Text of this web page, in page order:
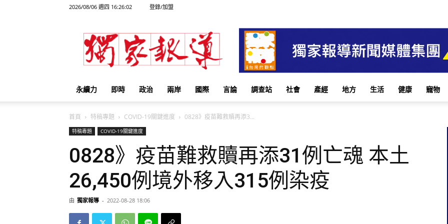
2026/08/06 週四 16:26:02 登錄/加盟
獨
家
報
永續力 即時 政治 兩岸 國際 言論 調查站 社會 產經 地方 生活 健康 寵物
首頁 特稿專題 COVID-19關鍵進度 0828》疫苗難救贖再添3...
特稿專題 COVID-19關鍵進度
0828》疫苗難救贖再添31例亡魂 本土
26,450例境外移入315例染疫
由 獨家報導 - 2022-08-28 18:06